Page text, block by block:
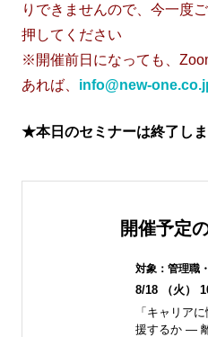
りできませんので、今一度
押してください
※開催前日になっても、
あれば、 info@new-
★本日のセミナーは終了し
開催予定
対象： 管理職
8/18 （火）
「キャリア
援するか ―